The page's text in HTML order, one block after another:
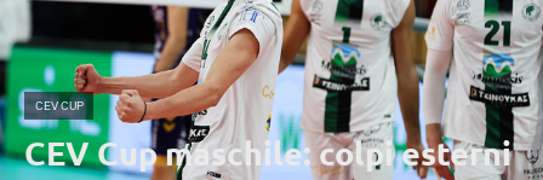
CEV CUP
CEV Cup maschile: colpi esterni